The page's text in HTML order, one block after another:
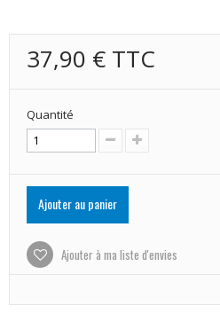
37,90 € TTC
Quantité
Ajouter au panier
Ajouter à ma liste d'envies